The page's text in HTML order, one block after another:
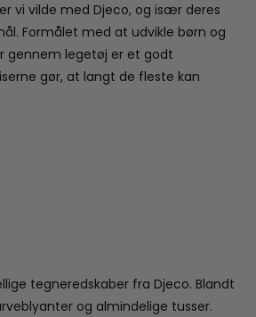
vi vilde med Djeco, og især deres
Formålet med at udvikle børn og
gennem legetøj er et godt
gør, at langt de fleste kan
tegneredskaber fra Djeco. Blandt
og almindelige tusser.